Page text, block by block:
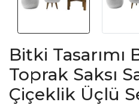
Bitki Tasarımı
Toprak Saksı
Çiçeklik Üçlü